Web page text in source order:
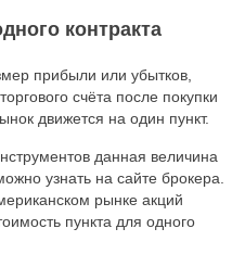
контракта
прибыли или убытков,
счёта после покупки
движется на один пункт.
данная величина
узнать на сайте брокера.
рынке акций
пункта для одного